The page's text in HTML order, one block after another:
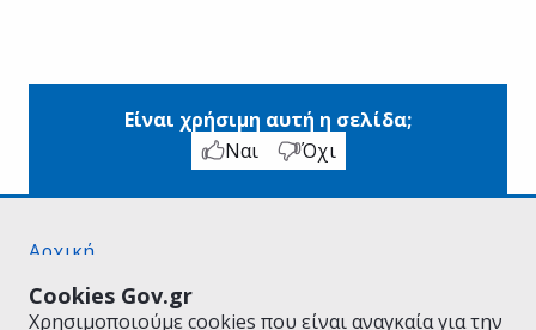
Cookies Gov.gr
Χρησιμοποιούμε cookies που είναι αναγκαία για την
Είναι χρήσιμη αυτή η σελίδα;
Ναι
Όχι
Αρχική
Όροι Χρήσης